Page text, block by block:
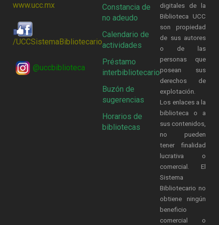
www.ucc.mx
/UCCSistemaBibliotecario
@uccbiblioteca
Constancia de
no adeudo
Calendario de
actividades
Préstamo
interbibliotecario
Buzón de
sugerencias
Horarios de
bibliotecas
digitales de la
Biblioteca UCC
son propiedad
de sus autores
o de las
personas que
posean sus
derechos de
explotación.
Los enlaces a la
biblioteca o a
sus contenidos,
no pueden
tener finalidad
lucrativa o
comercial. El
Sistema
Bibliotecario no
obtiene ningún
beneficio
comercial o